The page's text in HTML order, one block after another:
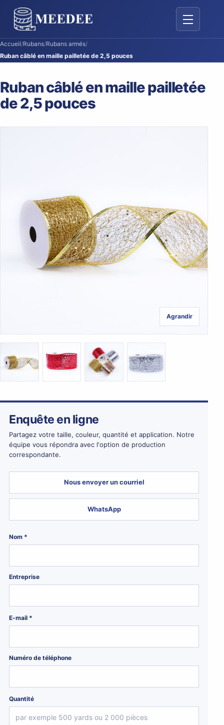
Basculer la
Accueil/Rubans/Rubans armés/
Ruban câblé en maille pailletée de 2,5 pouces
Ruban câblé en maille pailletée
de 2,5 pouces
Agrandir
Enquête en ligne
Partagez votre taille, couleur, quantité et application. Notre
équipe vous répondra avec l'option de production
correspondante.
Nous envoyer un courriel
WhatsApp
Nom *
Entreprise
E-mail *
Numéro de téléphone
Quantité